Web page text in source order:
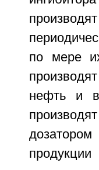
по мере
нефть и
продукции